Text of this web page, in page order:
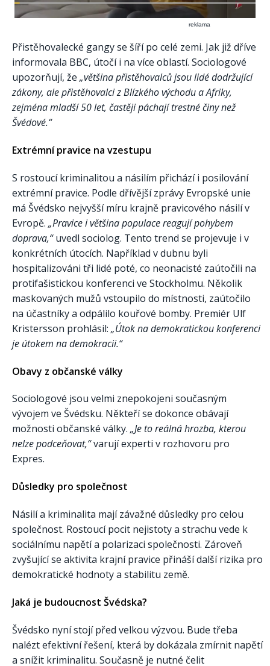
reklama
Přistěhovalecké gangy se šíří po celé zemi. Jak již dříve
informovala BBC, útočí i na více oblastí. Sociologové
upozorňují, že „většina přistěhovalců jsou lidé dodržující
zákony, ale přistěhovalci z Blízkého východu a Afriky,
zejména mladší 50 let, častěji páchají trestné činy než
Švédové.“
Extrémní pravice na vzestupu
S rostoucí kriminalitou a násilím přichází i posilování
extrémní pravice. Podle dřívější zprávy Evropské unie
má Švédsko nejvyšší míru krajně pravicového násilí v
Evropě. „Pravice i většina populace reagují pohybem
doprava,“uvedl sociolog. Tento trend se projevuje i v
konkrétních útocích. Například v dubnu byli
hospitalizováni tři lidé poté, co neonacisté zaútočili na
protifašistickou konferenci ve Stockholmu. Několik
maskovaných mužů vstoupilo do místnosti, zaútočilo
na účastníky a odpálilo kouřové bomby. Premiér Ulf
Kristersson prohlásil: „Útok na demokratickou konferenci
je útokem na demokracii.“
Obavy z občanské války
Sociologové jsou velmi znepokojeni současným
vývojem ve Švédsku. Někteří se dokonce obávají
možnosti občanské války. „Je to reálná hrozba, kterou
nelze podceňovat,“varují experti v rozhovoru pro
Expres.
Důsledky pro společnost
Násilí a kriminalita mají závažné důsledky pro celou
společnost. Rostoucí pocit nejistoty a strachu vede k
sociálnímu napětí a polarizaci společnosti. Zároveň
zvyšující se aktivita krajní pravice přináší další rizika pro
demokratické hodnoty a stabilitu země.
Jaká je budoucnost Švédska?
Švédsko nyní stojí před velkou výzvou. Bude třeba
nalézt efektivní řešení, která by dokázala zmírnit napětí
a snížit kriminalitu. Současně je nutné čelit